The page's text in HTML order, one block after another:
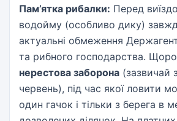
Пам’ятка рибалки: Перед
водойму (особливо дику)
актуальні обмеження
та рибного господарства.
нерестова заборона (зазвичай
червень), під час якої ловити
один гачок і тільки з берега в